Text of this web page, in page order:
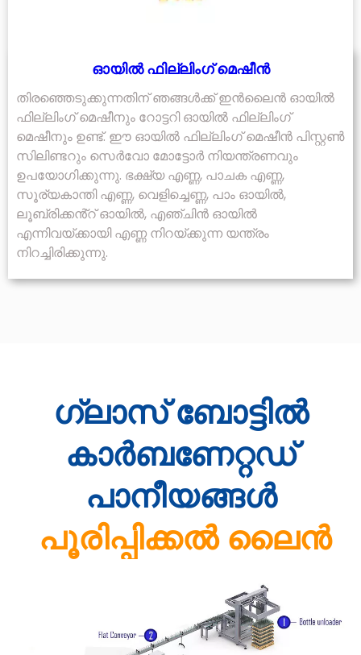
ഓയിൽ ഫില്ലിംഗ് മെഷീൻ
തിരഞ്ഞെടുക്കുന്നതിന് ഞങ്ങൾക്ക് ഇൻലൈൻ ഓയിൽ
ഫില്ലിംഗ് മെഷീനും റോട്ടറി ഓയിൽ ഫില്ലിംഗ്
മെഷീനും ഉണ്ട്. ഈ ഓയിൽ ഫില്ലിംഗ് മെഷീൻ പിസ്റ്റൺ
സിലിണ്ടറും സെർവോ മോട്ടോർ നിയന്ത്രണവും
ഉപയോഗിക്കുന്നു. ഭക്ഷ്യ എണ്ണ, പാചക എണ്ണ,
സൂര്യകാന്തി എണ്ണ, വെളിച്ചെണ്ണ, പാം ഓയിൽ,
ലൂബ്രിക്കൻ്റ് ഓയിൽ, എഞ്ചിൻ ഓയിൽ
എന്നിവയ്ക്കായി എണ്ണ നിറയ്ക്കുന്ന യന്ത്രം
നിറച്ചിരിക്കുന്നു.
ഗ്ലാസ് ബോട്ടിൽ
കാർബണേറ്റഡ്
പാനീയങ്ങൾ
പൂരിപ്പിക്കൽ ലൈൻ